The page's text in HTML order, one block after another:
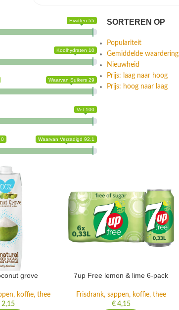
Eiwitten 55
Koolhydraten 10
Waarvan Suikers 29
Vet 100
0 Waarvan Verzadigd 92.1
SORTEREN OP
Populariteit
Gemiddelde waardering
Nieuwheid
Prijs: laag naar hoog
Prijs: hoog naar laag
grove
koffie, thee
2,15
7up Free lemon & lime 6-pack
Frisdrank, sappen, koffie, thee
€4,15